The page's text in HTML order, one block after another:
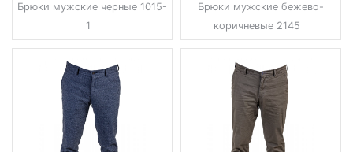
Брюки мужские черные 1015-
1
Брюки мужские бежево-
коричневые 2145